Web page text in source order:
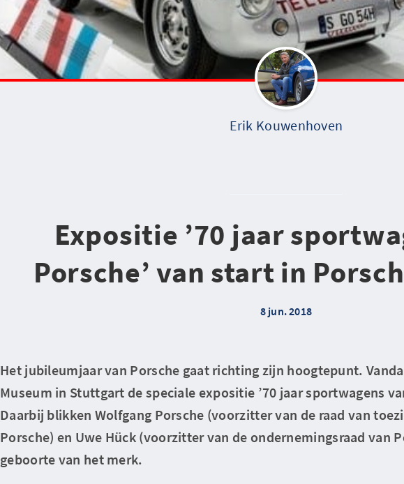
Erik Kouwenhoven
Expositie ’70 jaar
Porsche’ van start in
8 jun. 2018
Het jubileumjaar van Porsche gaat richting zijn hoogtepunt.
Museum in Stuttgart de speciale expositie ’70 jaar sportwagens
Daarbij blikken Wolfgang Porsche (voorzitter van de raad van
Porsche) en Uwe Hück (voorzitter van de ondernemingsraad van
geboorte van het merk.